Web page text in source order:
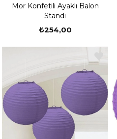
Mor Konfetili Ayaklı Balon
Standı
₺254,00